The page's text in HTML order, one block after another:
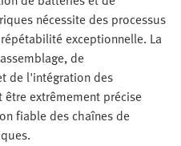
nécessite des processus
exceptionnelle. La
de
de l'intégration des
extrêmement précise
fiable des chaînes de